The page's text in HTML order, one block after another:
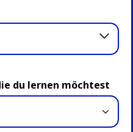
du lernen möchtest